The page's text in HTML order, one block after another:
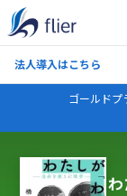
法人導入はこちら
ゴールドプ
わ